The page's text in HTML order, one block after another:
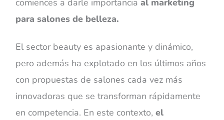
para salones de belleza.
El sector beauty es apasionante y dinámico,
pero además ha explotado en los últimos años
con propuestas de salones cada vez más
innovadoras que se transforman rápidamente
en competencia. En este contexto,el